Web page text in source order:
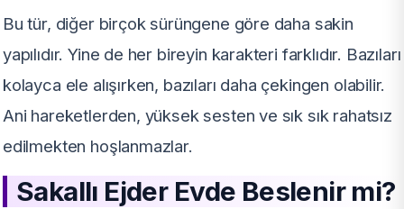
Bu tür, diğer birçok sürüngene göre daha sakin
yapılıdır. Yine de her bireyin karakteri farklıdır. Bazıları
kolayca ele alışırken, bazıları daha çekingen olabilir.
Ani hareketlerden, yüksek sesten ve sık sık rahatsız
edilmekten hoşlanmazlar.
Sakallı Ejder Evde Beslenir mi?